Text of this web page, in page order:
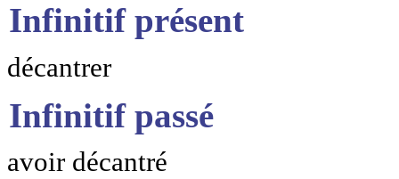
Infinitif présent
décantrer
Infinitif passé
avoir décantré